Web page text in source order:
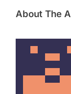
About The